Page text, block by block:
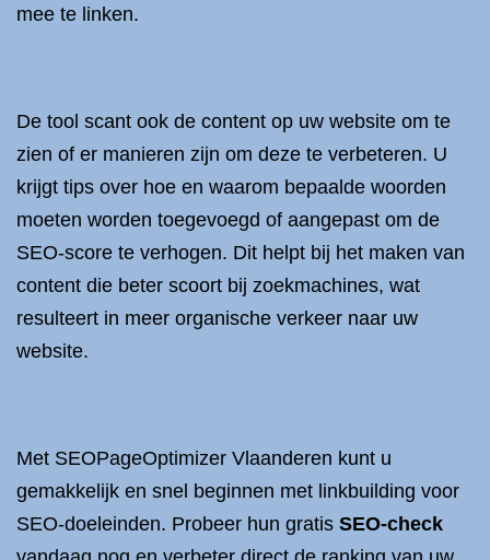
mee te linken.
De tool scant ook de content op uw website om te
zien of er manieren zijn om deze te verbeteren. U
krijgt tips over hoe en waarom bepaalde woorden
moeten worden toegevoegd of aangepast om de
SEO-score te verhogen. Dit helpt bij het maken van
content die beter scoort bij zoekmachines, wat
resulteert in meer organische verkeer naar uw
website.
Met SEOPageOptimizer Vlaanderen kunt u
gemakkelijk en snel beginnen met linkbuilding voor
SEO-doeleinden. Probeer hun gratis SEO-check